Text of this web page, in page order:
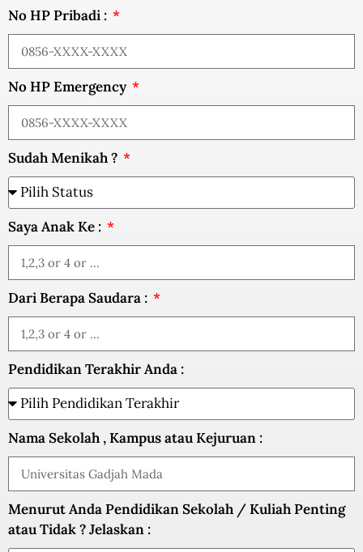
No HP Pribadi :
No HP Emergency
Sudah Menikah ?
Saya Anak Ke :
Dari Berapa Saudara :
Pendidikan Terakhir Anda :
Nama Sekolah , Kampus atau Kejuruan :
Menurut Anda Pendidikan Sekolah / Kuliah Penting
atau Tidak ? Jelaskan :